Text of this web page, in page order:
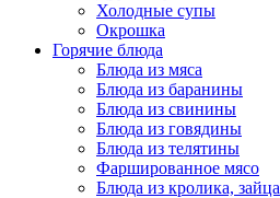
Холодные супы
Окрошка
Горячие блюда
Блюда из мяса
Блюда из баранины
Блюда из свинины
Блюда из говядины
Блюда из телятины
Фаршированное мясо
Блюда из кролика, зайца